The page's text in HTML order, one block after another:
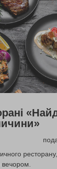
вечором.